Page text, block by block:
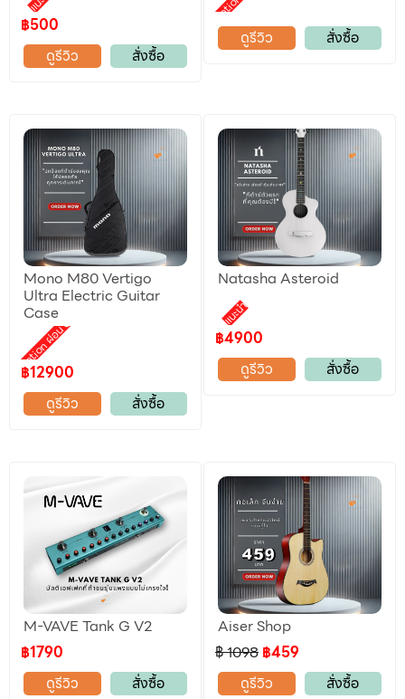
฿500
ดูรีวิว
สั่งซื้อ
ดูรีวิว สั่งซื้อ
Mono M80 Vertigo
Ultra Electric Guitar
Case
Promotion ผ่อน 0%
฿12900
ดูรีวิว
สั่งซื้อ
Natasha Asteroid
แนะนำ
฿4900
ดูรีวิว
สั่งซื้อ
M-VAVE Tank G V2
฿1790
ดูรีวิว
สั่งซื้อ
Aiser Shop
฿ 1098 ฿459
ดูรีวิว
สั่งซื้อ